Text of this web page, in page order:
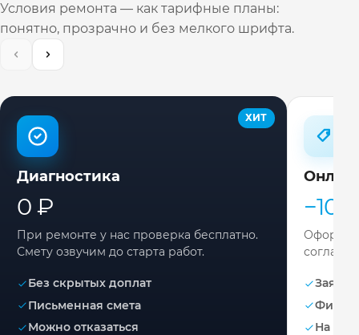
Условия ремонта — как тарифные планы:
понятно, прозрачно и без мелкого шрифта.
ХИТ
Диагностика
0 ₽
При ремонте у нас проверка бесплатно.
Смету озвучим до старта работ.
Без скрытых доплат
Письменная смета
Можно отказаться
−10%
Заявка
На